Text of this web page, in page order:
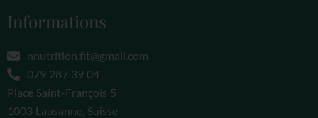
Informations
nnutrition.fit@gmail.com
079 287 39 04
Place Saint-François 5
1003 Lausanne, Suisse